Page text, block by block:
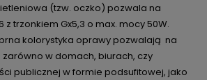
(tzw. oczko) pozwala na
z trzonkiem Gx5,3 o max. mocy 50W.
kolorystyka oprawy pozwalają na
w domach, biurach, czy
publicznej w formie podsufitowej, jako